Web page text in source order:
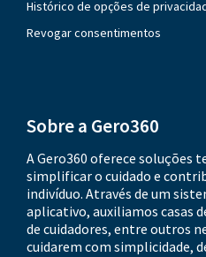
Histórico de opções de
Revogar consentimentos
Sobre a Gero360
A Gero360 oferece soluções
simplificar o cuidado e
indivíduo. Através de um
aplicativo, auxiliamos casas
de cuidadores, entre outros
cuidarem com simplicidade,